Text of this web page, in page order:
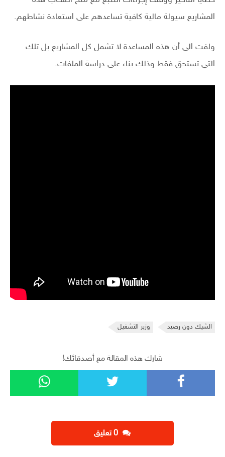
المشاريع سيولة مالية كافية تساعدهم على استعادة نشاطهم.
ولفت الى أن هذه المساعدة لا تشمل كل المشاريع بل تلك
التي تستحق فقط وذلك بناء على دراسة الملفات.
الشيك دون رصيد وزير التشغيل
شارك هذه المقالة مع أصدقائك!